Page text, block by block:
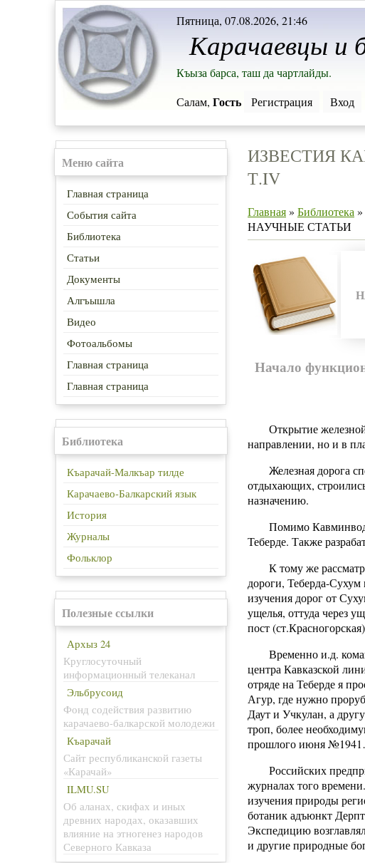
Пятница, 07.08.2026, 21:46
Карачаевцы и
Салам, Гость Регистрация Вход
Къыза барса, таш да чартлайды.
Меню сайта
Главная страница
События сайта
Библиотека
Статьи
Документы
Алгъышла
Видео
Фотоальбомы
Главная страница
Главная страница
Библиотека
Къарачай-Малкъар тилде
Карачаево-Балкарский язык
История
Журналы
Фольклор
Полезные ссылки
Архыз 24
Круглосуточный
информационный телеканал
Эльбрусоид
Фонд содействия развитию
карачаево-балкарской молодежи
Къарачай
Сайт республиканской газеты
«Карачай»
ILMU.SU
Об аланах, скифах и иных
древних народах, оказавших
влияние на этногенез народов
Северного Кавказа
ИЗВЕСТИЯ
Т.IV
Главная» Библиотека »
НАУЧНЫЕ СТАТЬИ
Начало
Открытие
направлении, но и в
Железная дорога
отдыхающих,
назначению.
Помимо Кавминвод
Теберде. Также
К тому же
дороги, Теберда-
изучения дорог от
ущелья, оттуда через
пост
Временно и.д.
центра Кавказской
отряде на Теберде я
Агур, где нужно
Даут и Учкулан, а
троп, более
прошлого июня
Российских
журналах того
изучения природы
ботаник адъюнкт
Экспедицию
и другие природные